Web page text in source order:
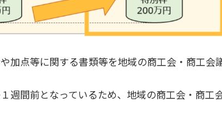
加点等に関する書類等を地域の商工会・商工
週間前となっているため、地域の商工会・商